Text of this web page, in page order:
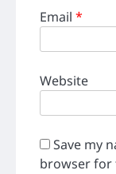
Email *
Website
Save my
browser for